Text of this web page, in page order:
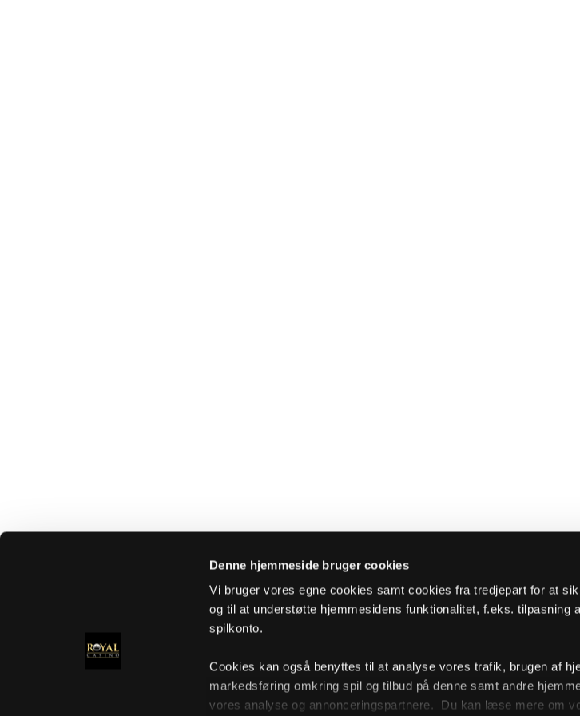
Denne hjemmeside bruger cookies
Vi bruger vores egne cookies samt cookies fra tredjepart for at
og til at understøtte hjemmesidens funktionalitet, f.eks. tilpasning
spilkonto.
Cookies kan også benyttes til at analyse vores trafik, brugen af
markedsføring omkring spil og tilbud på denne samt andre
vores analyse og annonceringspartnere. Du kan læse mere om